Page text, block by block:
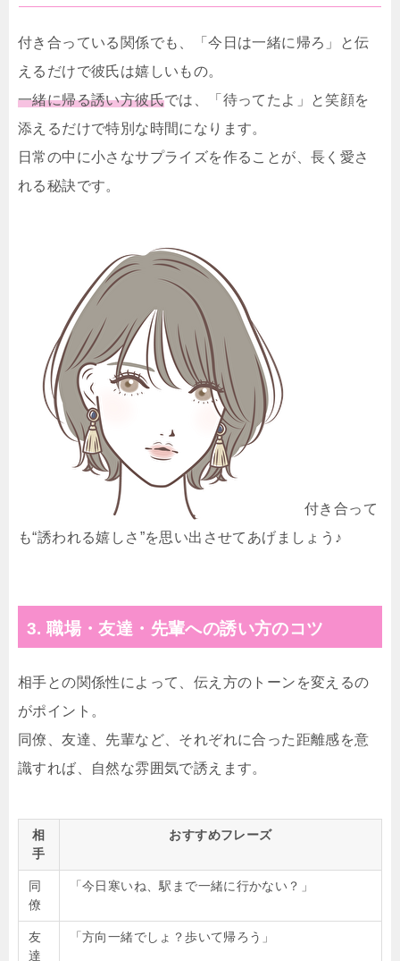
付き合っている関係でも、「今日は一緒に帰ろ」と伝
えるだけで彼氏は嬉しいもの。
一緒に帰る誘い方彼氏では、「待ってたよ」と笑顔を
添えるだけで特別な時間になります。
日常の中に小さなサプライズを作ることが、長く愛さ
れる秘訣です。
付き合って
も“誘われる嬉しさ”を思い出させてあげましょう♪
3. 職場・友達・先輩への誘い方のコツ
相手との関係性によって、伝え方のトーンを変えるの
がポイント。
同僚、友達、先輩など、それぞれに合った距離感を意
識すれば、自然な雰囲気で誘えます。
相
手
おすすめフレーズ
同
僚
「今日寒いね、駅まで一緒に行かない？」
友
達
「方向一緒でしょ？歩いて帰ろう」